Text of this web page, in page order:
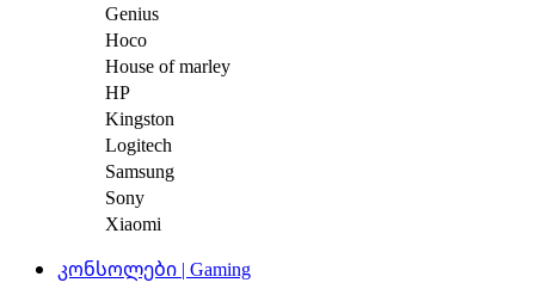
Genius
Hoco
House of marley
HP
Kingston
Logitech
Samsung
Sony
Xiaomi
კონსოლები | Gaming